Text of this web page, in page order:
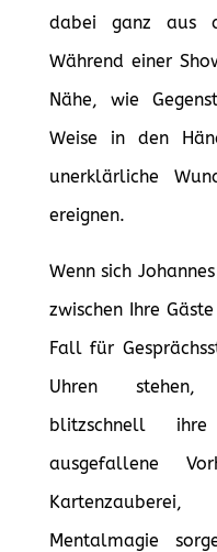
dabei ganz aus
Während einer
Nähe, wie
Weise in den
unerklärliche
ereignen.
Wenn sich
zwischen Ihre
Fall für
Uhren stehen,
blitzschnell
ausgefallene
Mentalmagie